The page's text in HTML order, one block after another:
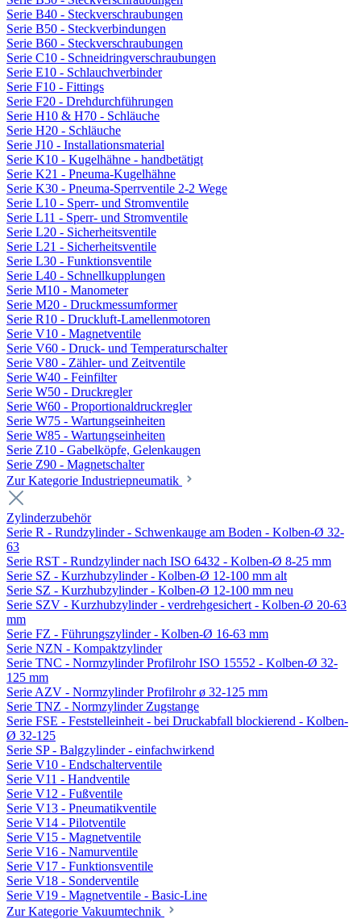
Serie B40 - Steckverschraubungen
Serie B50 - Steckverbindungen
Serie B60 - Steckverschraubungen
Serie C10 - Schneidringverschraubungen
Serie E10 - Schlauchverbinder
Serie F10 - Fittings
Serie F20 - Drehdurchführungen
Serie H10 & H70 - Schläuche
Serie H20 - Schläuche
Serie J10 - Installationsmaterial
Serie K10 - Kugelhähne - handbetätigt
Serie K21 - Pneuma-Kugelhähne
Serie K30 - Pneuma-Sperrventile 2-2 Wege
Serie L10 - Sperr- und Stromventile
Serie L11 - Sperr- und Stromventile
Serie L20 - Sicherheitsventile
Serie L21 - Sicherheitsventile
Serie L30 - Funktionsventile
Serie L40 - Schnellkupplungen
Serie M10 - Manometer
Serie M20 - Druckmessumformer
Serie R10 - Druckluft-Lamellenmotoren
Serie V10 - Magnetventile
Serie V60 - Druck- und Temperaturschalter
Serie V80 - Zähler- und Zeitventile
Serie W40 - Feinfilter
Serie W50 - Druckregler
Serie W60 - Proportionaldruckregler
Serie W75 - Wartungseinheiten
Serie W85 - Wartungseinheiten
Serie Z10 - Gabelköpfe, Gelenkaugen
Serie Z90 - Magnetschalter
Zur Kategorie Industriepneumatik
Zylinderzubehör
Serie R - Rundzylinder - Schwenkauge am Boden - Kolben-Ø 32-
63
Serie RST - Rundzylinder nach ISO 6432 - Kolben-Ø 8-25 mm
Serie SZ - Kurzhubzylinder - Kolben-Ø 12-100 mm alt
Serie SZ - Kurzhubzylinder - Kolben-Ø 12-100 mm neu
Serie SZV - Kurzhubzylinder - verdrehgesichert - Kolben-Ø 20-63
mm
Serie FZ - Führungszylinder - Kolben-Ø 16-63 mm
Serie NZN - Kompaktzylinder
Serie TNC - Normzylinder Profilrohr ISO 15552 - Kolben-Ø 32-
125 mm
Serie AZV - Normzylinder Profilrohr ø 32-125 mm
Serie TNZ - Normzylinder Zugstange
Serie FSE - Feststelleinheit - bei Druckabfall blockierend - Kolben-
Ø 32-125
Serie SP - Balgzylinder - einfachwirkend
Serie V10 - Endschalterventile
Serie V11 - Handventile
Serie V12 - Fußventile
Serie V13 - Pneumatikventile
Serie V14 - Pilotventile
Serie V15 - Magnetventile
Serie V16 - Namurventile
Serie V17 - Funktionsventile
Serie V18 - Sonderventile
Serie V19 - Magnetventile - Basic-Line
Zur Kategorie Vakuumtechnik